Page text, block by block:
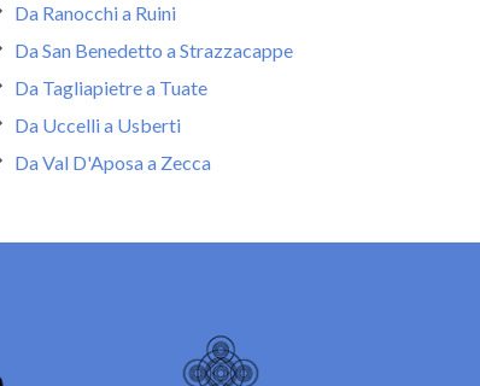
Da Ranocchi a Ruini
Da San Benedetto a Strazzacappe
Da Tagliapietre a Tuate
Da Uccelli a Usberti
Da Val D'Aposa a Zecca